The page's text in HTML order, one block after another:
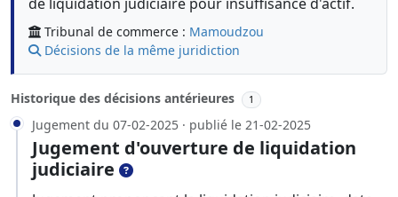
Tribunal de commerce : Mamoudzou
Décisions de la même juridiction
Historique des décisions antérieures 1
Jugement du 07-02-2025 · publié le 21-02-2025
Jugement d'ouverture de liquidation
judiciaire